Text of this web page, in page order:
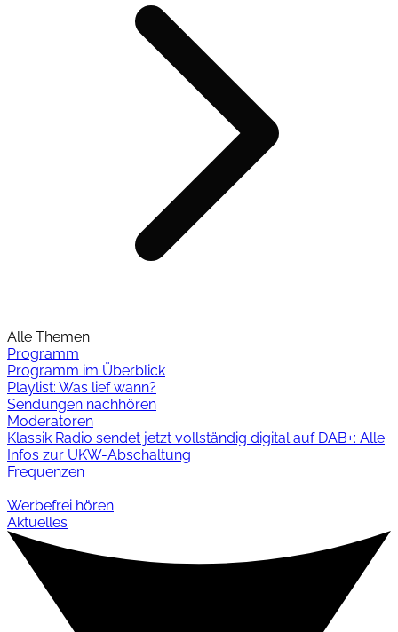
Alle Themen
Programm
Programm im Überblick
Playlist: Was lief wann?
Sendungen nachhören
Moderatoren
Klassik Radio sendet jetzt vollständig digital auf DAB+: Alle
Infos zur UKW-Abschaltung
Frequenzen
Werbefrei hören
Aktuelles